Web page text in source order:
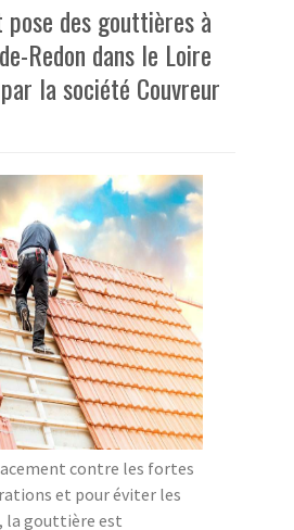
des gouttières à
Redon dans le Loire
la société Couvreur
contre les fortes
et pour éviter les
la gouttière est